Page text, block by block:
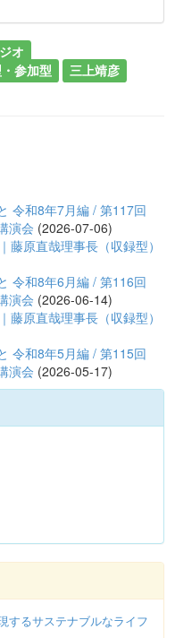
オ
参加型
三上靖彦
令和8年7月編 / 第117回
演会 (2026-07-06)
原直哉理事長（収録型）
令和8年6月編 / 第116回
演会 (2026-06-14)
原直哉理事長（収録型）
令和8年5月編 / 第115回
演会 (2026-05-17)
するサステナブルなライフ